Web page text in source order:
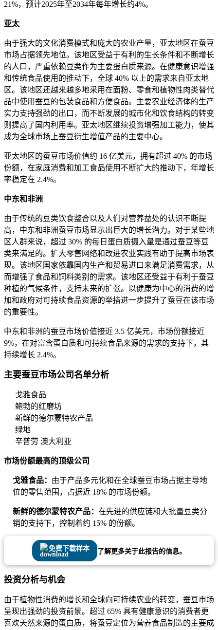
21%，预计2025年至2034年每年增长约4%。
亚太
由于强大的文化消费模式和庞大的农业产量，亚太地区在蚕豆
市场占据领先地位。该地区受益于有利的生长条件和不断增长
的人口，严重依赖豆类作为主要蛋白质来源。在健康意识增强
和传统食品使用的推动下，全球 40% 以上的需求来自亚太地
区。该地区还越来越多地采用在面粉、零食和植物性肉类替代
品中使用蚕豆的包装食品和方便食品。主要农业经济体的生产
实力支持强劲的出口，而不断发展的城市化和饮食结构的转变
则提高了国内利用率。亚太地区继续投资增强加工能力，使其
成为全球市场上蚕豆衍生增值产品的主要中心。
亚太地区的蚕豆市场价值约 16 亿美元，拥有超过 40% 的市场
份额，在家庭消费和加工食品使用不断扩大的推动下，年增长
率稳定在 2.4%。
中东和非洲
由于传统的豆类饮食整合以及人们对营养益处的认识不断提
高，中东和非洲蚕豆市场显示出巨大的增长潜力。对于某些地
区人群来说，超过 30% 的每日蛋白质摄入量是通过蚕豆等豆
类来满足的。扩大零售网络和改进农业实践有助于提高市场表
现。该地区国家依靠国内生产和贸易进口来满足消费需求，从
而增强了食品和饲料类别的需求。该地区还受益于有利于蚕豆
种植的气候条件，支持未来的扩张。以健康为中心的消费的增
加和政府对可持续食品资源的举措进一步提升了蚕豆在该市场
的重要性。
中东和非洲的蚕豆市场价值接近 3.5 亿美元，市场份额接近
9%，在对富含蛋白质和可持续食品来源的需求的支持下，其
持续增长 2.4%。
主要蚕豆市场公司名单分析
戈雅食品
鲍勃的红磨坊
新鲜的德尔蒙特农产品
绿地
辛普劳 澳大利亚
市场份额最高的顶级公司
戈雅食品： 由于产品多元化和在全球蚕豆市场占据主导地
位的零售范围，占据近 18% 的市场份额。
新鲜的德尔蒙特农产品： 在先进的供应链和大批量豆类分
销的支持下，控制着约 15% 的份额。
免费下载样本 了解更多关于此报告的信息。
投资分析与机会
由于植物性消费的增长和全球向可持续农业的转变，蚕豆市场
呈现出强劲的投资前景。超过 65% 具有健康意识的消费者更
喜欢天然来源的蛋白质，将蚕豆定位为营养食品制造的主要成